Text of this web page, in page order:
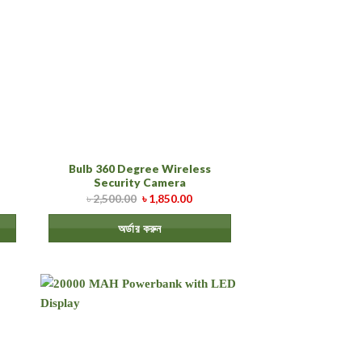
Bulb 360 Degree Wireless
Security Camera
৳2,500.00 ৳1,850.00
অর্ডার করুন